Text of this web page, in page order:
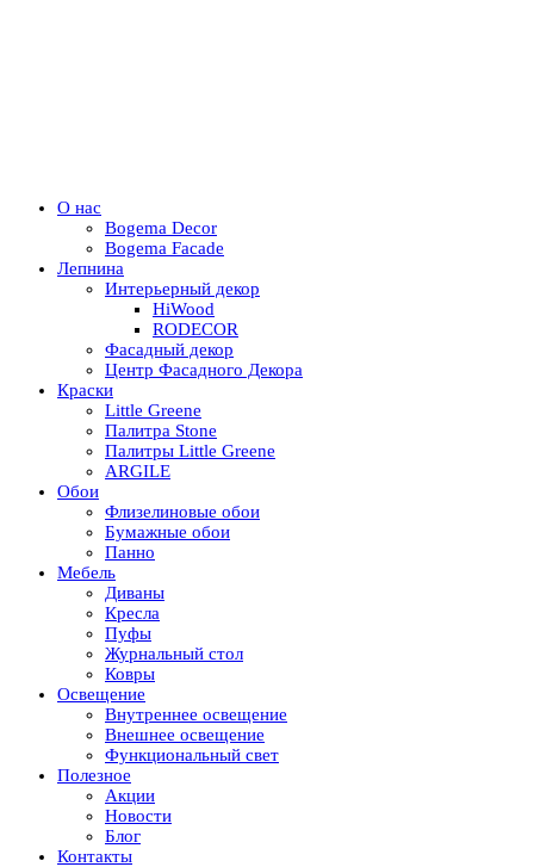
О нас
Bogema Decor
Bogema Facade
Лепнина
Интерьерный декор
HiWood
RODECOR
Фасадный декор
Центр Фасадного Декора
Краски
Little Greene
Палитра Stone
Палитры Little Greene
ARGILE
Обои
Флизелиновые обои
Бумажные обои
Панно
Мебель
Диваны
Кресла
Пуфы
Журнальный стол
Ковры
Освещение
Внутреннее освещение
Внешнее освещение
Функциональный свет
Полезное
Акции
Новости
Блог
Контакты